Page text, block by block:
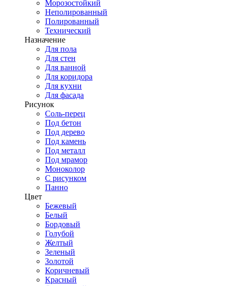
Морозостойкий
Неполированный
Полированный
Технический
Назначение
Для пола
Для стен
Для ванной
Для коридора
Для кухни
Для фасада
Рисунок
Соль-перец
Под бетон
Под дерево
Под камень
Под металл
Под мрамор
Моноколор
С рисунком
Панно
Цвет
Бежевый
Белый
Бордовый
Голубой
Желтый
Зеленый
Золотой
Коричневый
Красный